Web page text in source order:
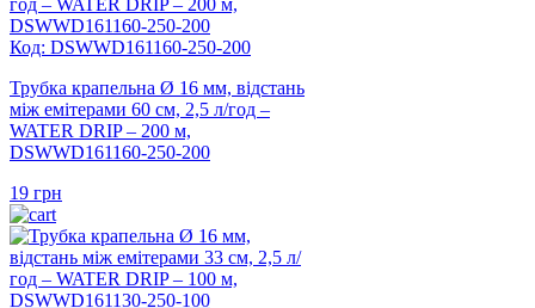
Код: DSWWD161160-250-200
Трубка крапельна Ø 16 мм, відстань
між емітерами 60 см, 2,5 л/год –
WATER DRIP – 200 м,
DSWWD161160-250-200
19 грн